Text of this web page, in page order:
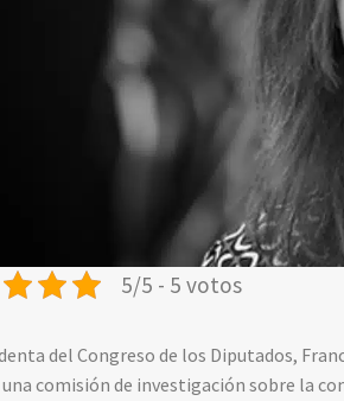
5/5 - 5 votos
del Congreso de los Diputados,
comisión de investigación sobre la